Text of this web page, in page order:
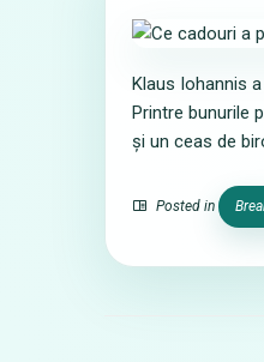
Klaus Iohannis
Printre bunurile
și un ceas de
Posted in